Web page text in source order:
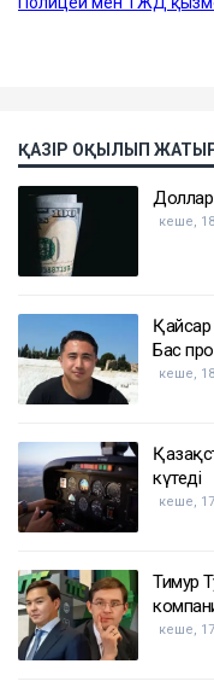
ҚАЗІР ОҚЫЛЫП ЖАТЫР